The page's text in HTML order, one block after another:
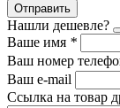
Отправить
Нашли дешевле?
Ваше имя *
Ваш номер
Ваш e-mail
Ссылка на товар